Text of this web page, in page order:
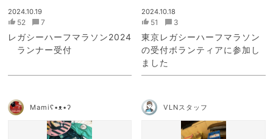
2024.10.19
52 7
レガシーハーフマラソン2024
ランナー受付
2024.10.18
51 3
東京レガシーハーフマラソン
の受付ボランティアに参加し
ました
Mamiʕ•ᴥ•ʔ VLNスタッフ